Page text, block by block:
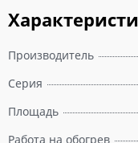
Производитель
Серия
Площадь
Работа на обогрев